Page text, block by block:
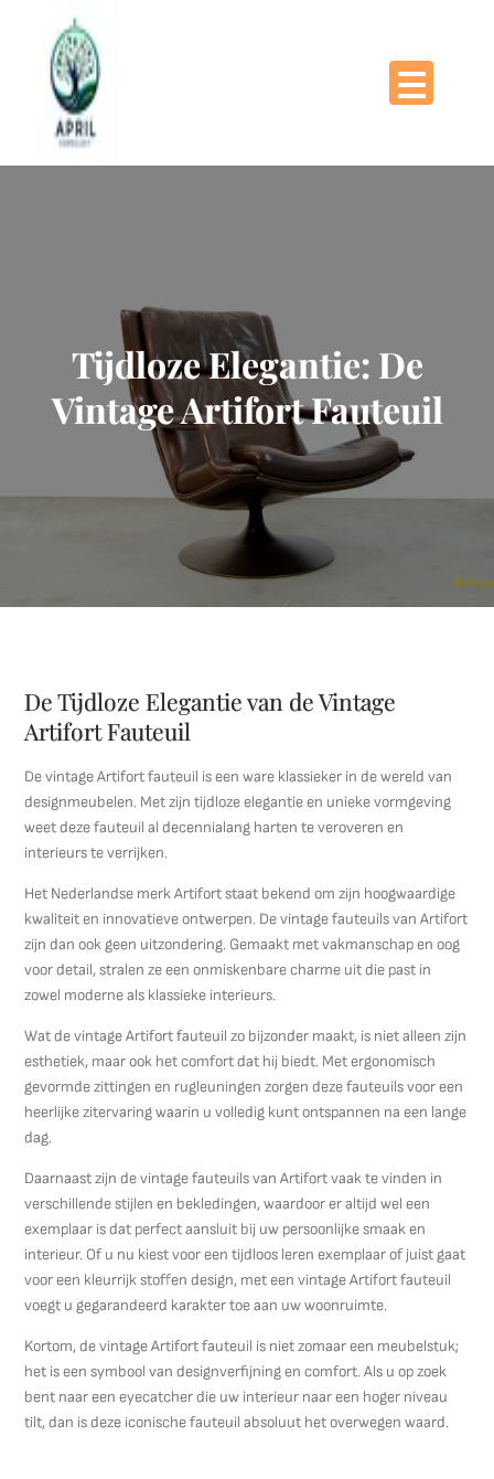
Tijdloze Elegantie: De
Vintage Artifort Fauteuil
De Tijdloze Elegantie van de Vintage
Artifort Fauteuil
De vintage Artifort fauteuil is een ware klassieker in de wereld van
designmeubelen. Met zijn tijdloze elegantie en unieke vormgeving
weet deze fauteuil al decennialang harten te veroveren en
interieurs te verrijken.
Het Nederlandse merk Artifort staat bekend om zijn hoogwaardige
kwaliteit en innovatieve ontwerpen. De vintage fauteuils van Artifort
zijn dan ook geen uitzondering. Gemaakt met vakmanschap en oog
voor detail, stralen ze een onmiskenbare charme uit die past in
zowel moderne als klassieke interieurs.
Wat de vintage Artifort fauteuil zo bijzonder maakt, is niet alleen zijn
esthetiek, maar ook het comfort dat hij biedt. Met ergonomisch
gevormde zittingen en rugleuningen zorgen deze fauteuils voor een
heerlijke zitervaring waarin u volledig kunt ontspannen na een lange
dag.
Daarnaast zijn de vintage fauteuils van Artifort vaak te vinden in
verschillende stijlen en bekledingen, waardoor er altijd wel een
exemplaar is dat perfect aansluit bij uw persoonlijke smaak en
interieur. Of u nu kiest voor een tijdloos leren exemplaar of juist gaat
voor een kleurrijk stoffen design, met een vintage Artifort fauteuil
voegt u gegarandeerd karakter toe aan uw woonruimte.
Kortom, de vintage Artifort fauteuil is niet zomaar een meubelstuk;
het is een symbool van designverfijning en comfort. Als u op zoek
bent naar een eyecatcher die uw interieur naar een hoger niveau
tilt, dan is deze iconische fauteuil absoluut het overwegen waard.